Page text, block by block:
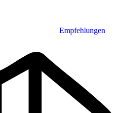
Empfehlungen